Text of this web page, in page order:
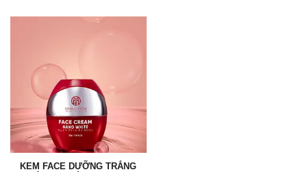
KEM FACE DƯỠNG TRẮNG